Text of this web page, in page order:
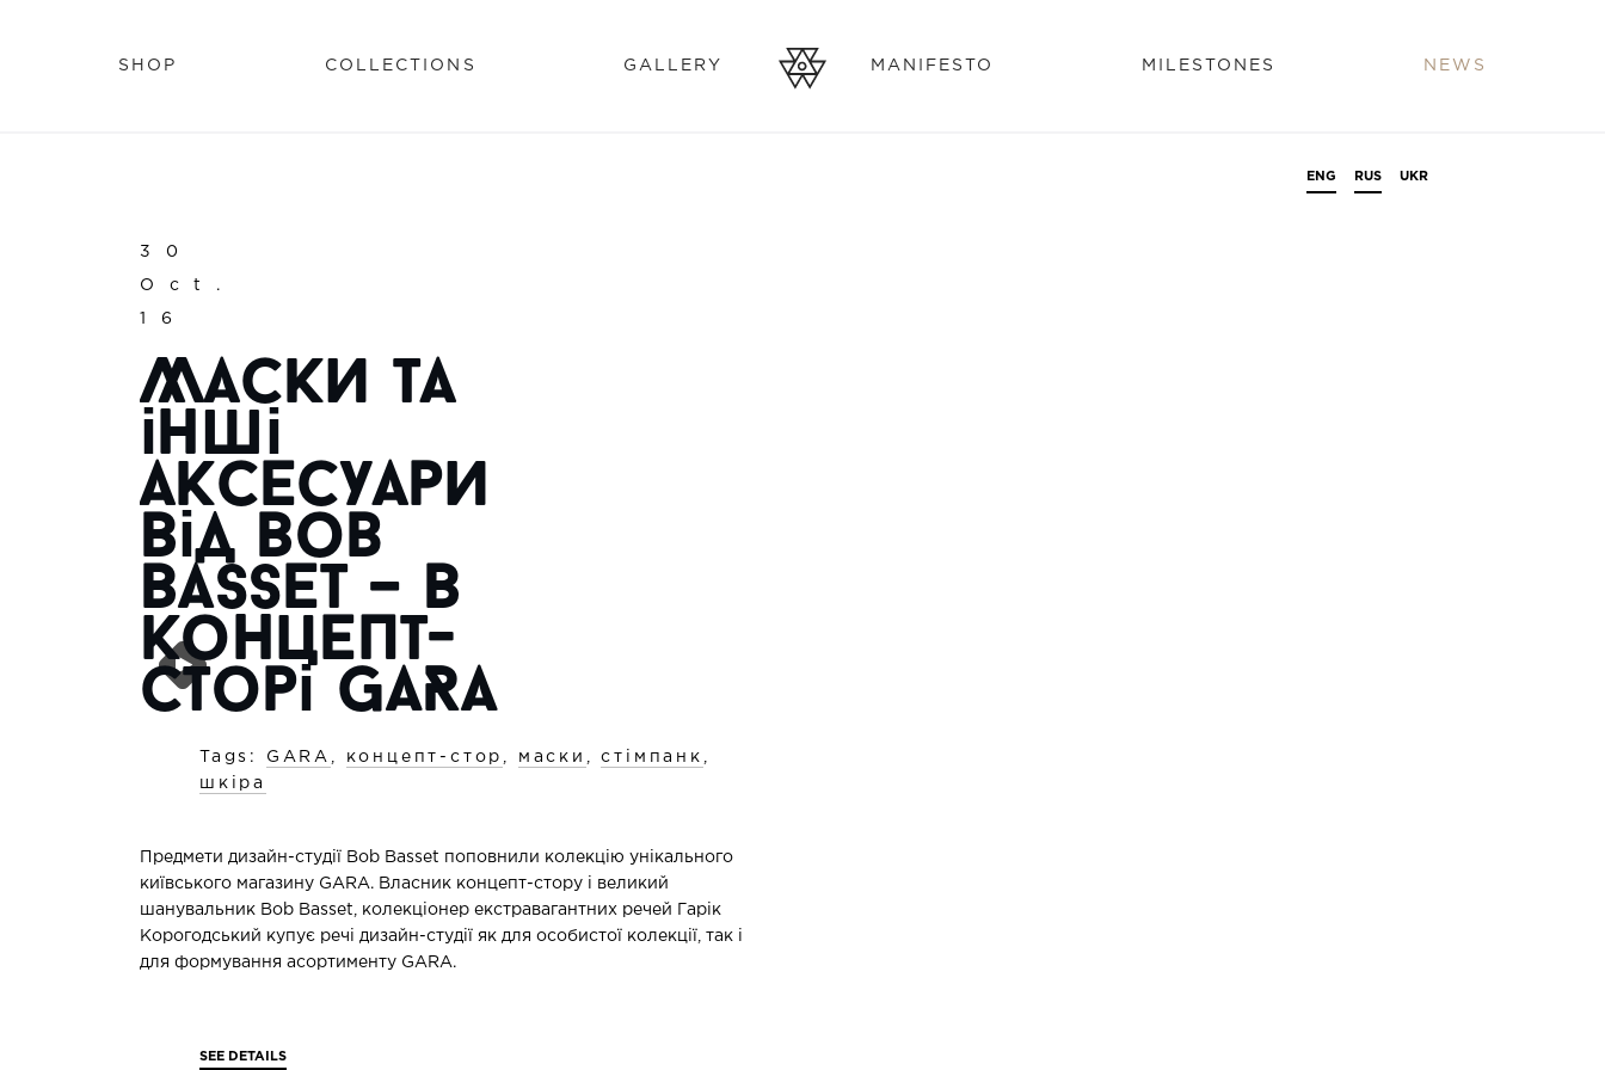
SHOP COLLECTIONS GALLERY MANIFESTO MILESTONES NEWS
ENG RUS UKR
30
Oct.
16
Маски та
інші
аксесуари
від Bob
Basset – в
концепт-
сторі GARA
Tags: GARA концепт-стор маски ,стімпанк
шкіра
Предмети дизайн-студії Bob Basset поповнили колекцію унікального
київського магазину GARA. Власник концепт-стору і великий
шанувальник Bob Basset, колекціонер екстравагантних речей Гарік
Корогодський купує речі дизайн-студії як для особистої колекції, так і
для формування асортименту GARA.
SEE DETAILS